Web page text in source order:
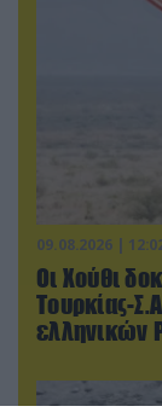
09.08.2026 |
Οι Χούθι
Τουρκίας-
ελληνικών